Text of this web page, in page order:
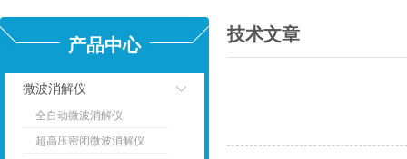
产品中心
微波消解仪
全自动微波消解仪
超高压密闭微波消解仪
技术文章